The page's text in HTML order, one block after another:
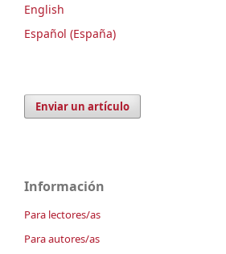
English
Español (España)
Enviar un artículo
Información
Para lectores/as
Para autores/as